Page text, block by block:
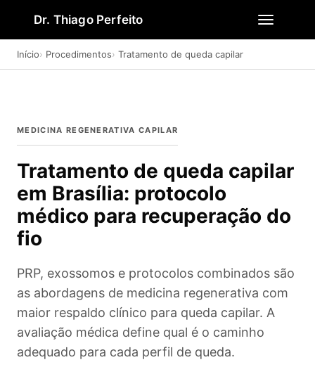
Dr. Thiago Perfeito
Início Procedimentos Tratamento de queda capilar
MEDICINA REGENERATIVA CAPILAR
Tratamento de queda capilar
em Brasília: protocolo
médico para recuperação do
fio
PRP, exossomos e protocolos combinados são
as abordagens de medicina regenerativa com
maior respaldo clínico para queda capilar. A
avaliação médica define qual é o caminho
adequado para cada perfil de queda.